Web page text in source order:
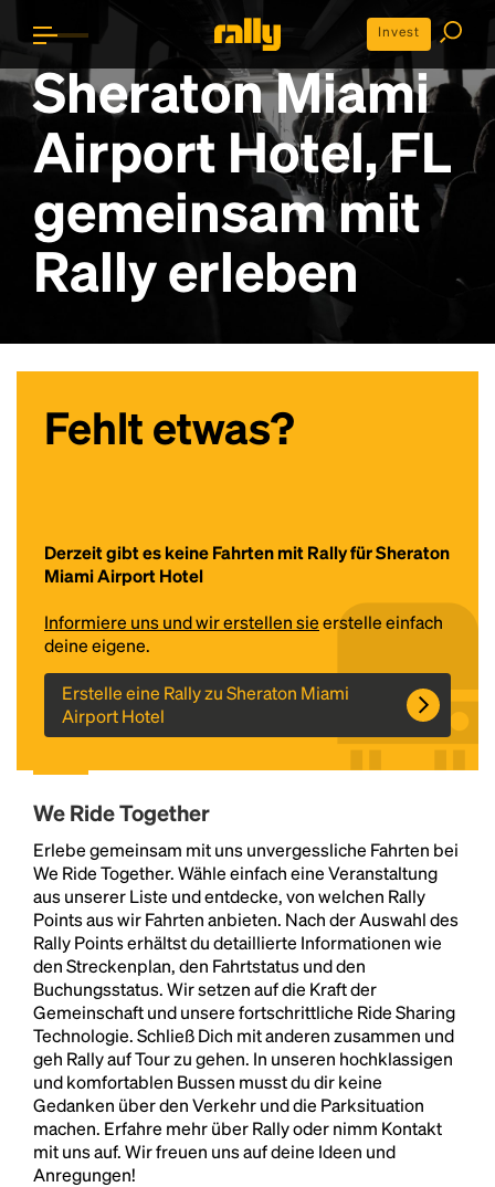
Invest
Sheraton Miami
Airport Hotel, FL
gemeinsam mit
Rally erleben
Fehlt etwas?
Derzeit gibt es keine Fahrten mit Rally für Sheraton
Miami Airport Hotel
Informiere uns und wir erstellen sieerstelle einfach
deine eigene.
Erstelle eine Rally zu Sheraton Miami
Airport Hotel
We Ride Together
Erlebe gemeinsam mit uns unvergessliche Fahrten bei
We Ride Together. Wähle einfach eine Veranstaltung
aus unserer Liste und entdecke, von welchen Rally
Points aus wir Fahrten anbieten. Nach der Auswahl des
Rally Points erhältst du detaillierte Informationen wie
den Streckenplan, den Fahrtstatus und den
Buchungsstatus. Wir setzen auf die Kraft der
Gemeinschaft und unsere fortschrittliche Ride Sharing
Technologie. Schließ Dich mit anderen zusammen und
geh Rally auf Tour zu gehen. In unseren hochklassigen
und komfortablen Bussen musst du dir keine
Gedanken über den Verkehr und die Parksituation
machen. Erfahre mehr über Rally oder nimm Kontakt
mit uns auf. Wir freuen uns auf deine Ideen und
Anregungen!
Headline
Lorem Ipsum is simply dummy text of the printing
and typesetting industry.
Lorem Ipsum has been the
industry's standarddummy text ever since the
1500s, when an unknown printer took a galley of
type and scrambled it to make a type specimen
book. It has survived not only five centuries, but also
the leap into electronic typesetting, remaining
essentially unchanged.